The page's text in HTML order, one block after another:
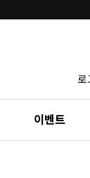
로
이벤트